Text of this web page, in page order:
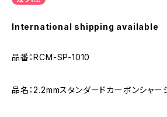
International shipping available
品番：RCM-SP-1010
品名：2.2mmスタンダードカーボンシャー